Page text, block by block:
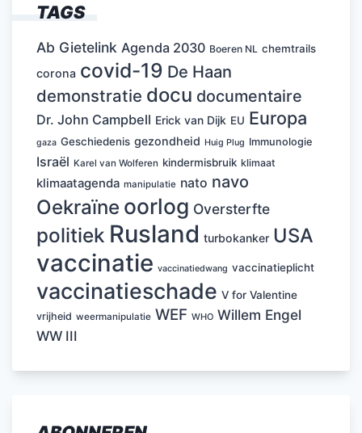
TAGS
Ab Gietelink Agenda 2030 Boeren NL chemtrails
corona covid-19 De Haan
demonstratie docu documentaire
Dr. John Campbell Erick van Dijk EU Europa
gaza Geschiedenis gezondheid Huig Plug Immunologie
Israël Karel van Wolferen kindermisbruik klimaat
klimaatagenda manipulatie nato navo
Oekraïne oorlog Oversterfte
politiek Rusland turbokanker USA
vaccinatie vaccinatiedwang vaccinatieplicht
vaccinatieschade V for Valentine
vrijheid weermanipulatie WEF WHO Willem Engel
WW III